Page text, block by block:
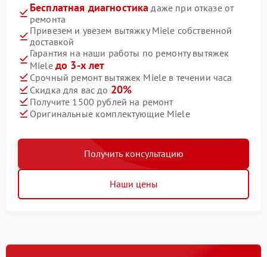
Бесплатная диагностика даже при отказе от
ремонта
Привезем и увезем вытяжку Miele собственной
доставкой
Гарантия на наши работы по ремонту вытяжек
Miele до 3-х лет
Срочный ремонт вытяжек Miele в течении часа
Скидка для вас до 20%
Получите 1500 рублей на ремонт
Оригинальные комплектующие Miele
Получить консультацию
Наши цены